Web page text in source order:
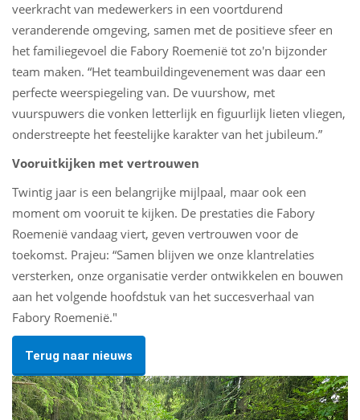
veerkracht van medewerkers in een voortdurend
veranderende omgeving, samen met de positieve sfeer en
het familiegevoel die Fabory Roemenië tot zo'n bijzonder
team maken. “Het teambuildingevenement was daar een
perfecte weerspiegeling van. De vuurshow, met
vuurspuwers die vonken letterlijk en figuurlijk lieten vliegen,
onderstreepte het feestelijke karakter van het jubileum.”
Vooruitkijken met vertrouwen
Twintig jaar is een belangrijke mijlpaal, maar ook een
moment om vooruit te kijken. De prestaties die Fabory
Roemenië vandaag viert, geven vertrouwen voor de
toekomst. Prajeu: “Samen blijven we onze klantrelaties
versterken, onze organisatie verder ontwikkelen en bouwen
aan het volgende hoofdstuk van het succesverhaal van
Fabory Roemenië."
Terug naar nieuws